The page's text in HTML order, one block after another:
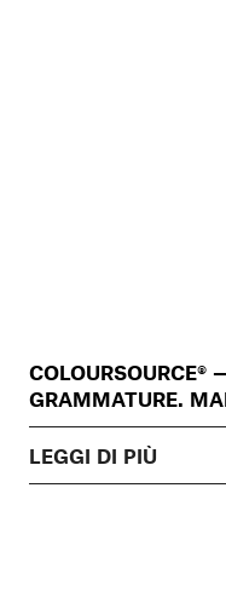
COLOURSOURCE®
GRAMMATURE.
LEGGI DI PIÙ